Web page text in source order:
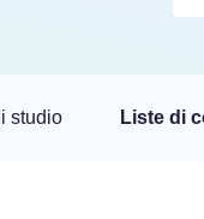
studio Liste di